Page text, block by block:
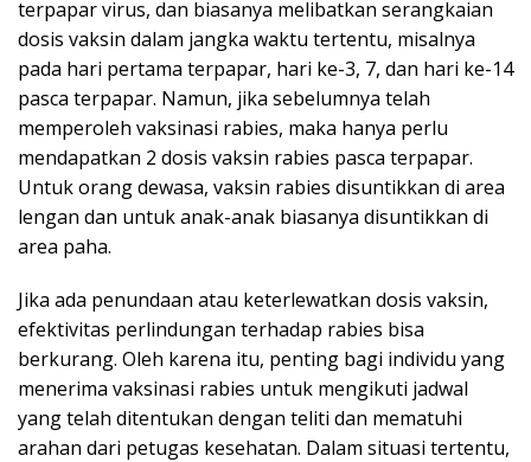
terpapar virus, dan biasanya melibatkan serangkaian
dosis vaksin dalam jangka waktu tertentu, misalnya
pada hari pertama terpapar, hari ke-3, 7, dan hari ke-14
pasca terpapar. Namun, jika sebelumnya telah
memperoleh vaksinasi rabies, maka hanya perlu
mendapatkan 2 dosis vaksin rabies pasca terpapar.
Untuk orang dewasa, vaksin rabies disuntikkan di area
lengan dan untuk anak-anak biasanya disuntikkan di
area paha.
Jika ada penundaan atau keterlewatkan dosis vaksin,
efektivitas perlindungan terhadap rabies bisa
berkurang. Oleh karena itu, penting bagi individu yang
menerima vaksinasi rabies untuk mengikuti jadwal
yang telah ditentukan dengan teliti dan mematuhi
arahan dari petugas kesehatan. Dalam situasi tertentu,